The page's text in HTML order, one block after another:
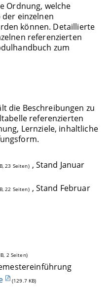
Ordnung, welche
einzelnen
können. Detaillierte
referenzierten
zum
die Beschreibungen zu
referenzierten
Lernziele, inhaltliche
23 Seiten) , Stand Januar
22 Seiten) , Stand Februar
2 Seiten)
(129.7 KB)